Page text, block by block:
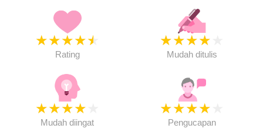
★★★★★
Rating
★★★★
Mudah ditulis
★★★★
Mudah diingat
★★★★
Pengucapan